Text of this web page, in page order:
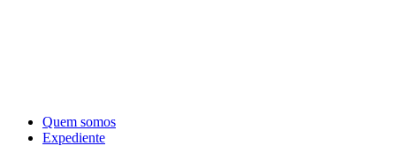
Quem somos
Expediente